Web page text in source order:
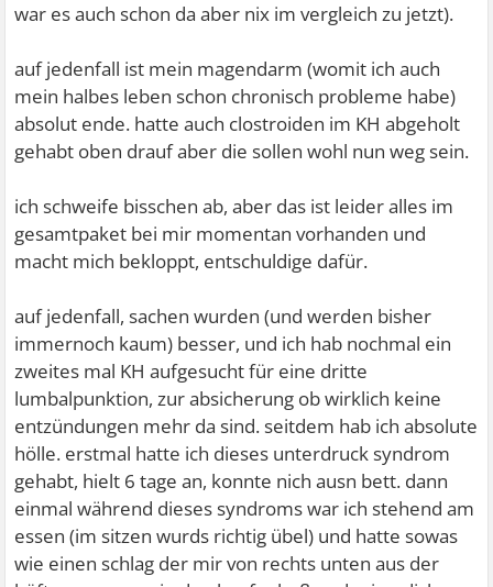
war es auch schon da aber nix im vergleich zu jetzt).
auf jedenfall ist mein magendarm (womit ich auch
mein halbes leben schon chronisch probleme habe)
absolut ende. hatte auch clostroiden im KH abgeholt
gehabt oben drauf aber die sollen wohl nun weg sein.
ich schweife bisschen ab, aber das ist leider alles im
gesamtpaket bei mir momentan vorhanden und
macht mich bekloppt, entschuldige dafür.
auf jedenfall, sachen wurden (und werden bisher
immernoch kaum) besser, und ich hab nochmal ein
zweites mal KH aufgesucht für eine dritte
lumbalpunktion, zur absicherung ob wirklich keine
entzündungen mehr da sind. seitdem hab ich absolute
hölle. erstmal hatte ich dieses unterdruck syndrom
gehabt, hielt 6 tage an, konnte nich ausn bett. dann
einmal während dieses syndroms war ich stehend am
essen (im sitzen wurds richtig übel) und hatte sowas
wie einen schlag der mir von rechts unten aus der